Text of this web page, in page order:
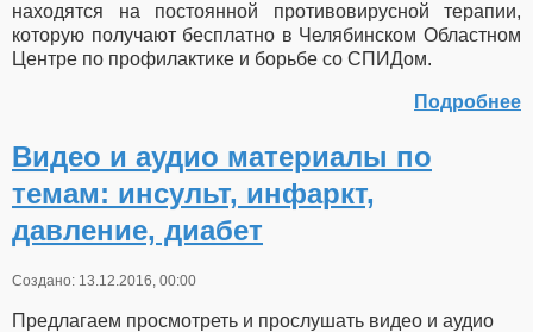
находятся на постоянной противовирусной терапии,
которую получают бесплатно в Челябинском Областном
Центре по профилактике и борьбе со СПИДом.
Подробнее
Видео и аудио материалы по
темам: инсульт, инфаркт,
давление, диабет
Создано: 13.12.2016, 00:00
Предлагаем просмотреть и прослушать видео и аудио